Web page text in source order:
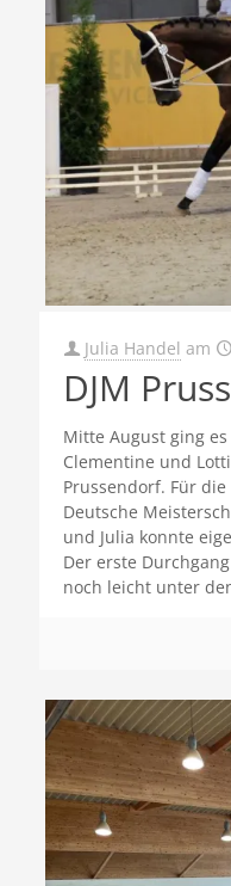
Julia Handel am
DJM
Mitte August ging
Clementine und
Prussendorf. Für
Deutsche
und Julia konnte
Der erste
noch leicht unter